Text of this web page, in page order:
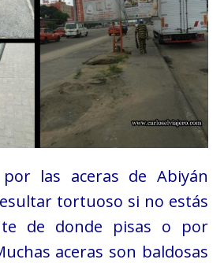
las aceras de Abiyán
tortuoso si no estás
de donde pisas o por
aceras son baldosas